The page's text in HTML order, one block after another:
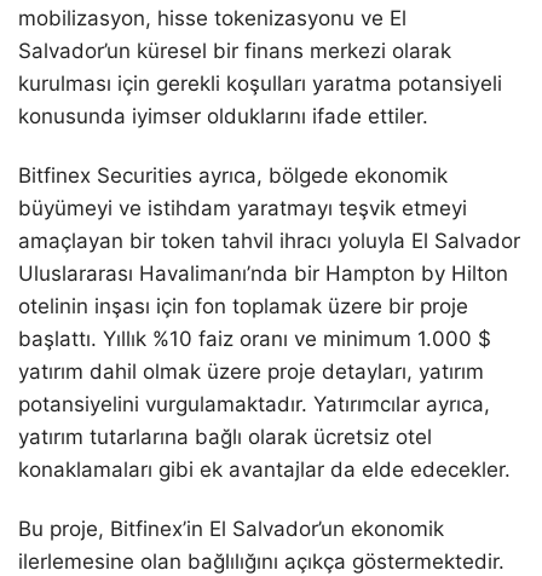
mobilizasyon, hisse tokenizasyonu ve El
Salvador’un küresel bir finans merkezi olarak
kurulması için gerekli koşulları yaratma potansiyeli
konusunda iyimser olduklarını ifade ettiler.
Bitfinex Securities ayrıca, bölgede ekonomik
büyümeyi ve istihdam yaratmayı teşvik etmeyi
amaçlayan bir token tahvil ihracı yoluyla El Salvador
Uluslararası Havalimanı’nda bir Hampton by Hilton
otelinin inşası için fon toplamak üzere bir proje
başlattı. Yıllık %10 faiz oranı ve minimum 1.000 $
yatırım dahil olmak üzere proje detayları, yatırım
potansiyelini vurgulamaktadır. Yatırımcılar ayrıca,
yatırım tutarlarına bağlı olarak ücretsiz otel
konaklamaları gibi ek avantajlar da elde edecekler.
Bu proje, Bitfinex’in El Salvador’un ekonomik
ilerlemesine olan bağlılığını açıkça göstermektedir.